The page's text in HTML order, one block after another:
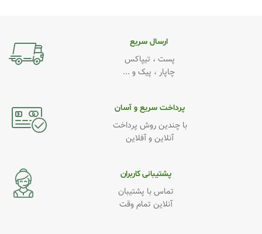
ارسال سریع
پست ، تیپاکس
چاپار ، پیک و ...
پرداخت سریع و آسان
با چندین روش پرداخت
آنلاین و آفلاین
پشتیبانی کاربران
تماس با پشتیبان
آنلاین تمام وقت